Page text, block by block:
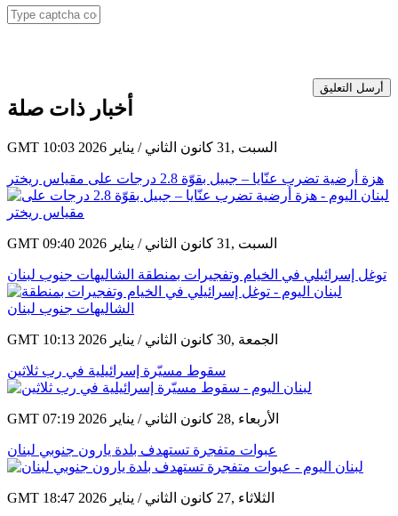
أخبار ذات صلة
هزة أرضية تضرب عنّايا – جبيل بقوّة 2.8 درجات على مقياس ريختر
توغل إسرائيلي في الخيام وتفجيرات بمنطقة الشاليهات جنوب لبنان
سقوط مسيّرة إسرائيلية في رب ثلاثين
عبوات متفجرة تستهدف بلدة يارون جنوبي لبنان